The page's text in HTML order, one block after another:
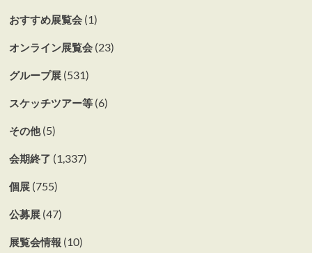
おすすめ展覧会(1)
オンライン展覧会(23)
グループ展(531)
スケッチツアー等(6)
その他(5)
会期終了 (1,337)
個展(755)
公募展(47)
展覧会情報 (10)